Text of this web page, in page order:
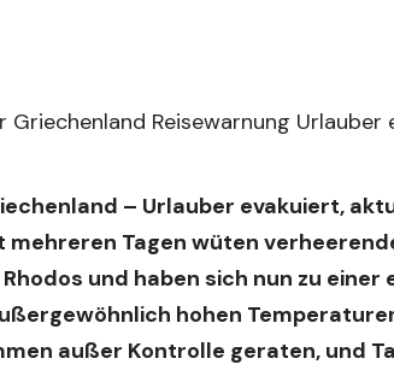
– Urlauber evakuiert,
mehreren Tagen wüten
und haben sich nun zu
hohen
außer Kontrolle geraten, und